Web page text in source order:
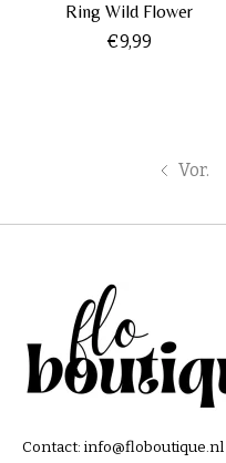
Ring Wild Flower
€9,99
Vor.
Contact: info@floboutique.nl